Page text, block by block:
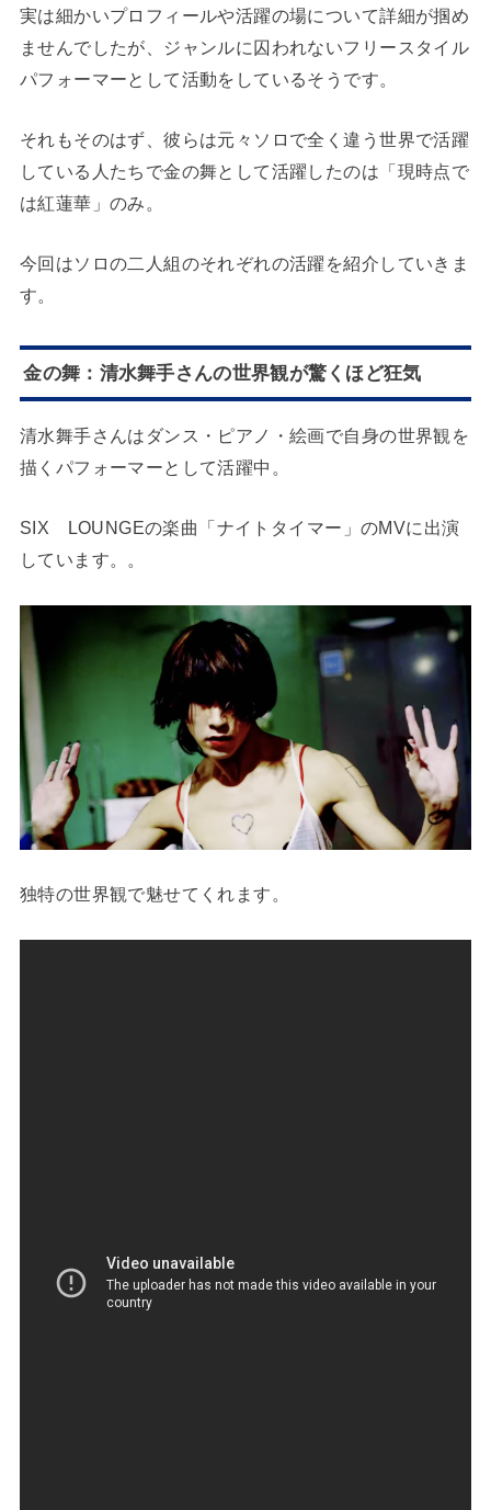
実は細かいプロフィールや活躍の場について詳細が掴め
ませんでしたが、ジャンルに囚われないフリースタイル
パフォーマーとして活動をしているそうです。
それもそのはず、彼らは元々ソロで全く違う世界で活躍
している人たちで金の舞として活躍したのは「現時点で
は紅蓮華」のみ。
今回はソロの二人組のそれぞれの活躍を紹介していきま
す。
金の舞：清水舞手さんの世界観が驚くほど狂気
清水舞手さんはダンス・ピアノ・絵画で自身の世界観を
描くパフォーマーとして活躍中。
SIX LOUNGEの楽曲「ナイトタイマー」のMVに出演
しています。。
独特の世界観で魅せてくれます。